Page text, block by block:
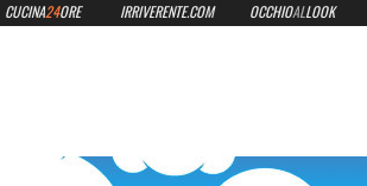
CUCINA24ORE IRRIVERENTE.COM OCCHIOALLOOK